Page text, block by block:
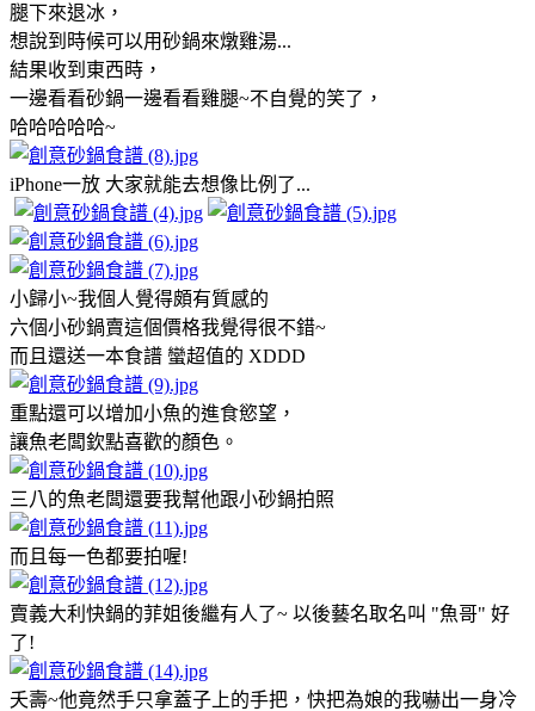
腿下來退冰，
想說到時候可以用砂鍋來燉雞湯...
結果收到東西時，
一邊看看砂鍋一邊看看雞腿~不自覺的笑了，
哈哈哈哈哈~
iPhone一放 大家就能去想像比例了...
小歸小~我個人覺得頗有質感的
六個小砂鍋賣這個價格我覺得很不錯~
而且還送一本食譜 蠻超值的 XDDD
重點還可以增加小魚的進食慾望，
讓魚老闆欽點喜歡的顏色。
三八的魚老闆還要我幫他跟小砂鍋拍照
而且每一色都要拍喔!
賣義大利快鍋的菲姐後繼有人了~ 以後藝名取名叫 "魚哥" 好
了!
夭壽~他竟然手只拿蓋子上的手把，快把為娘的我嚇出一身冷